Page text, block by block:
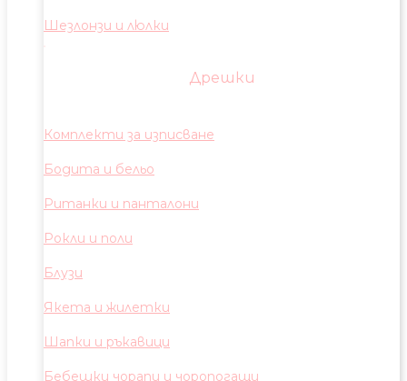
Шезлонзи и люлки
Дрешки
Комплекти за изписване
Бодита и бельо
Ританки и панталони
Рокли и поли
Блузи
Якета и жилетки
Шапки и ръкавици
Бебешки чорапи и чоропогащи